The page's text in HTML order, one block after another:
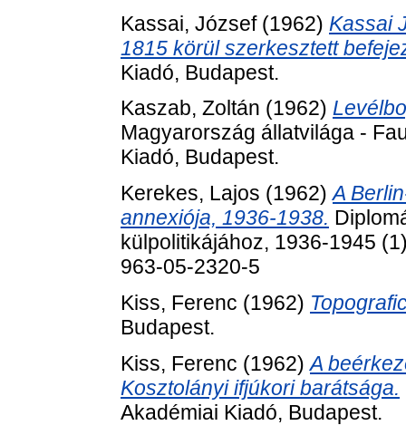
Kassai, József(1962) Kassai
1815 körül szerkesztett
Kiadó, Budapest.
Kaszab, Zoltán (1962)
Magyarország állatvilága -
Kiadó, Budapest.
Kerekes, Lajos (1962)A
annexiója, 1936-1938.
külpolitikájához, 1936-1945
963-05-2320-5
Kiss, Ferenc (1962)
Budapest.
Kiss, Ferenc (1962)A
Kosztolányi ifjúkori barátsága.
Akadémiai Kiadó, Budapest.